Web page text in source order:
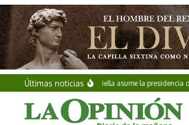
Saltar al contenido
Últimas noticias
Abelardo de la Espriella asume la presidencia de